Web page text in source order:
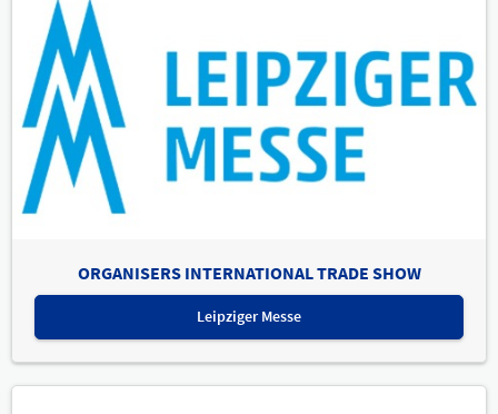
ORGANISERS INTERNATIONAL TRADE SHOW
Leipziger Messe